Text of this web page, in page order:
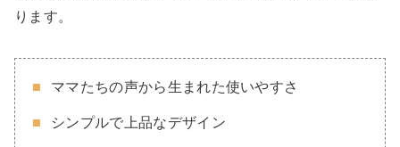
ります。
ママたちの声から生まれた使いやすさ
シンプルで上品なデザイン